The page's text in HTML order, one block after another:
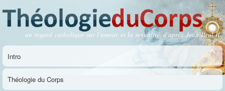
contenu
principal
Théologie du Corps
un regard catholique sur l'amour et la sexualité, d'après Jean-Paul II
Menu principal
Intro
Théologie du Corps